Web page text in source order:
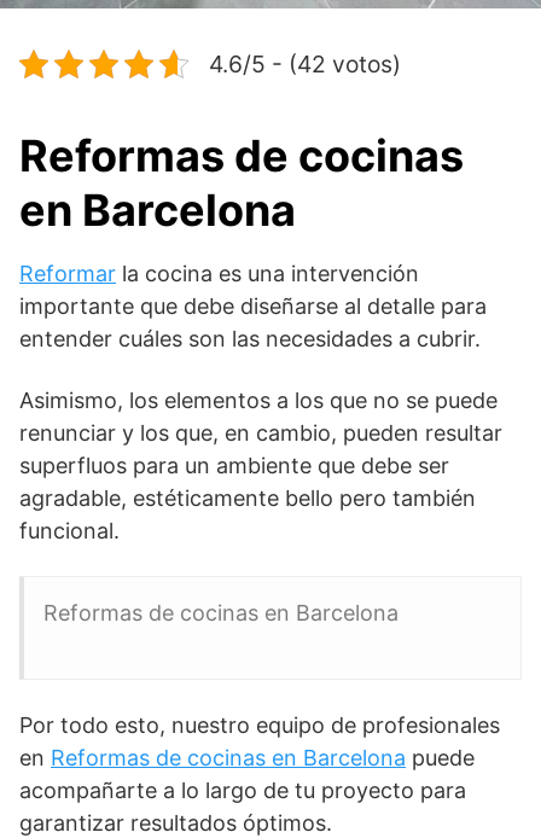
4.6/5 - (42 votos)
Reformas de cocinas
en Barcelona
Reformar la cocina es una intervención
importante que debe diseñarse al detalle para
entender cuáles son las necesidades a cubrir.
Asimismo, los elementos a los que no se puede
renunciar y los que, en cambio, pueden resultar
superfluos para un ambiente que debe ser
agradable, estéticamente bello pero también
funcional.
Reformas de cocinas en Barcelona
Por todo esto, nuestro equipo de profesionales
en Reformas de cocinas en Barcelona puede
acompañarte a lo largo de tu proyecto para
garantizar resultados óptimos.